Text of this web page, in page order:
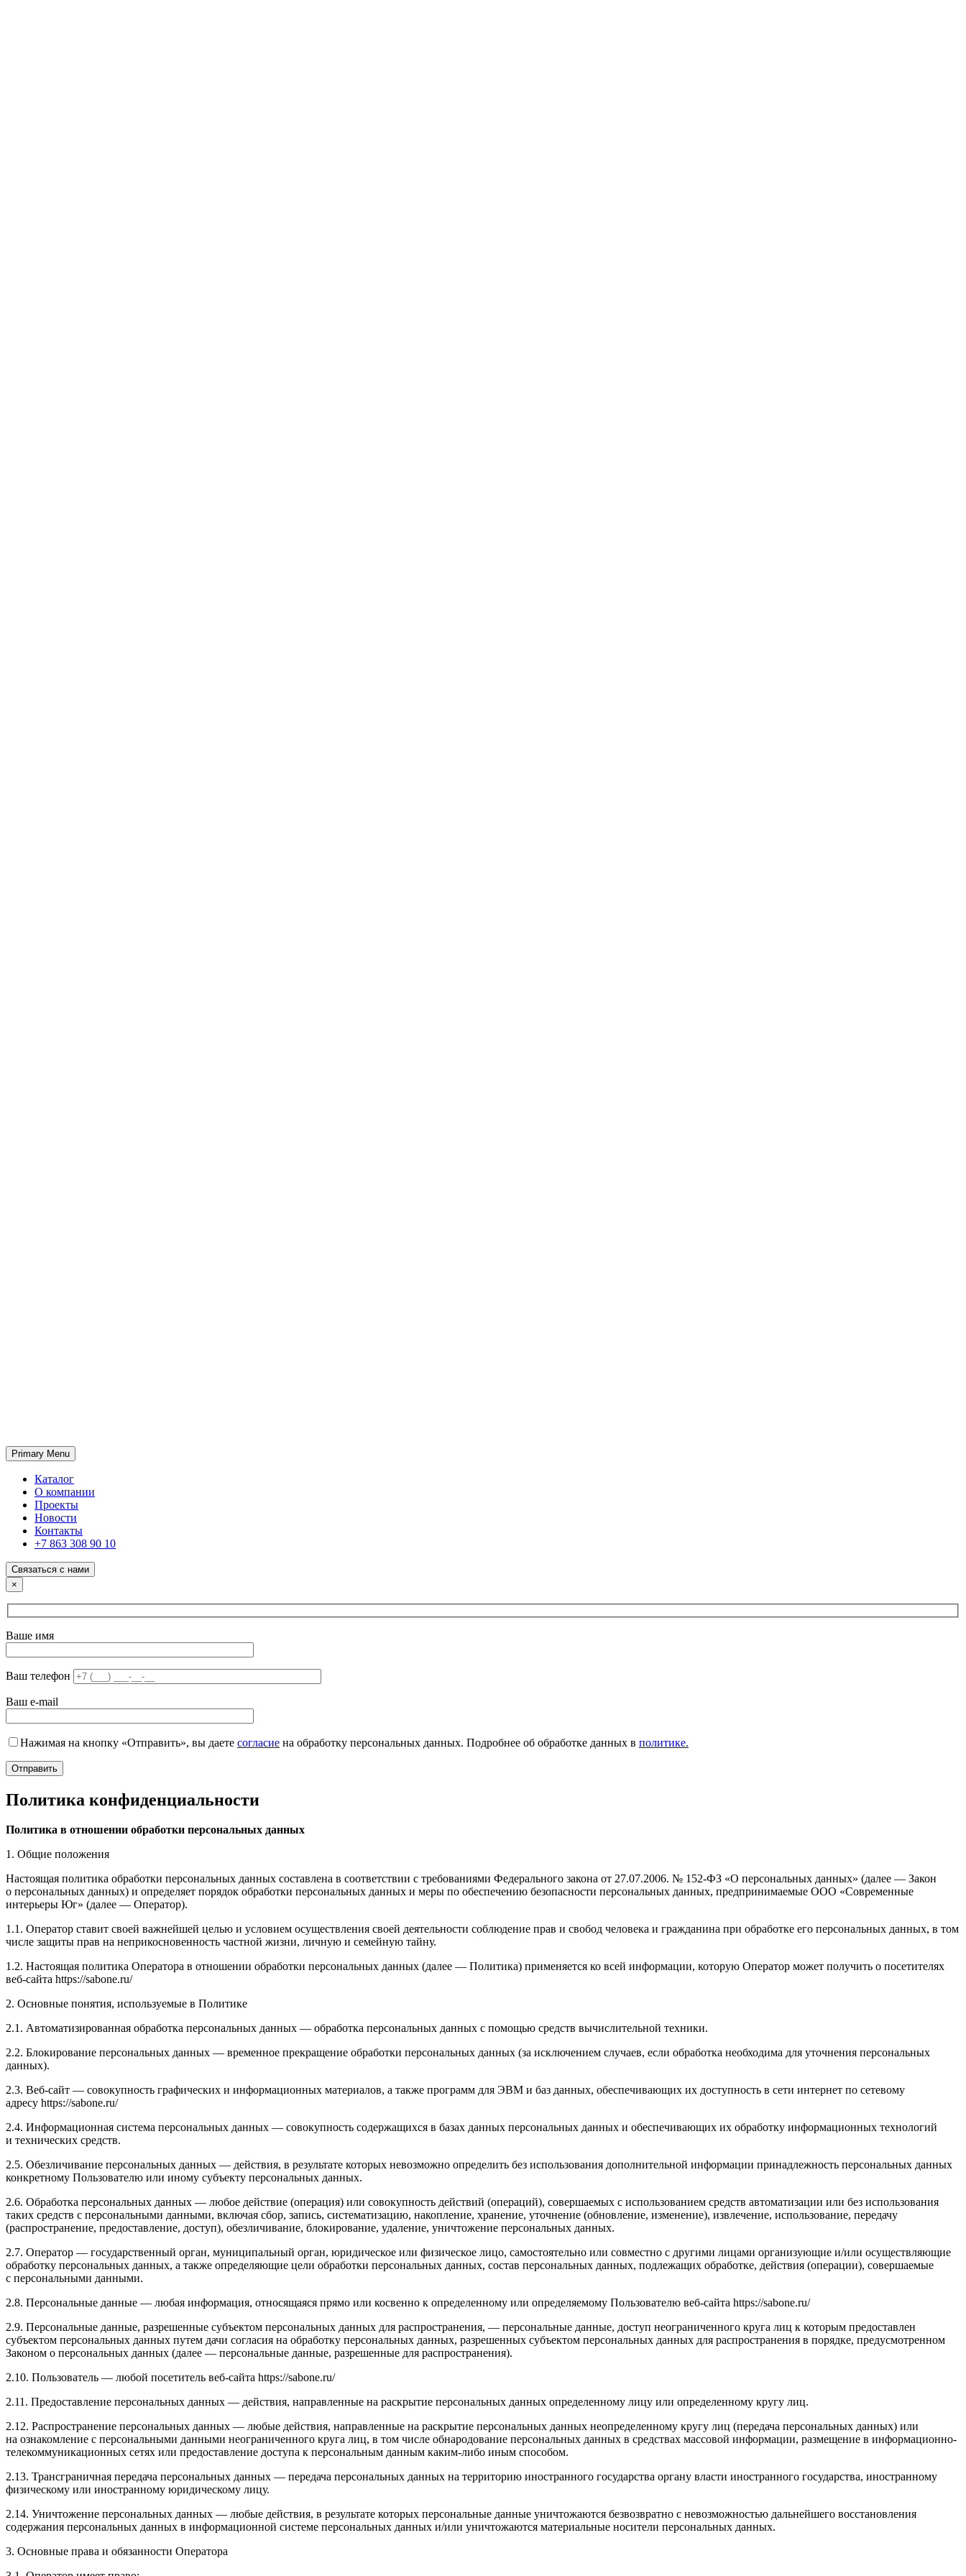
ГК «SABONE»
Оптовые поставки отделочных материалов и оборудования
Primary Menu
Каталог
О компании
Проекты
Новости
Контакты
+7 863 308 90 10
Связаться с нами
×
Ваше имя
Ваш телефон
Ваш e-mail
Нажимая на кнопку «Отправить», вы даете согласие на обработку персональных данных. Подробнее об обработке данных в политике.
Политика конфиденциальности
Политика в отношении обработки персональных данных
1. Общие положения
Настоящая политика обработки персональных данных составлена в соответствии с требованиями Федерального закона от 27.07.2006. № 152-ФЗ «О персональных данных» (далее — Закон
о персональных данных) и определяет порядок обработки персональных данных и меры по обеспечению безопасности персональных данных, предпринимаемые ООО «Современные
интерьеры Юг» (далее — Оператор).
1.1. Оператор ставит своей важнейшей целью и условием осуществления своей деятельности соблюдение прав и свобод человека и гражданина при обработке его персональных данных, в том
числе защиты прав на неприкосновенность частной жизни, личную и семейную тайну.
1.2. Настоящая политика Оператора в отношении обработки персональных данных (далее — Политика) применяется ко всей информации, которую Оператор может получить о посетителях
веб-сайта https://sabone.ru/
2. Основные понятия, используемые в Политике
2.1. Автоматизированная обработка персональных данных — обработка персональных данных с помощью средств вычислительной техники.
2.2. Блокирование персональных данных — временное прекращение обработки персональных данных (за исключением случаев, если обработка необходима для уточнения персональных
данных).
2.3. Веб-сайт — совокупность графических и информационных материалов, а также программ для ЭВМ и баз данных, обеспечивающих их доступность в сети интернет по сетевому
адресу https://sabone.ru/
2.4. Информационная система персональных данных — совокупность содержащихся в базах данных персональных данных и обеспечивающих их обработку информационных технологий
и технических средств.
2.5. Обезличивание персональных данных — действия, в результате которых невозможно определить без использования дополнительной информации принадлежность персональных данных
конкретному Пользователю или иному субъекту персональных данных.
2.6. Обработка персональных данных — любое действие (операция) или совокупность действий (операций), совершаемых с использованием средств автоматизации или без использования
таких средств с персональными данными, включая сбор, запись, систематизацию, накопление, хранение, уточнение (обновление, изменение), извлечение, использование, передачу
(распространение, предоставление, доступ), обезличивание, блокирование, удаление, уничтожение персональных данных.
2.7. Оператор — государственный орган, муниципальный орган, юридическое или физическое лицо, самостоятельно или совместно с другими лицами организующие и/или осуществляющие
обработку персональных данных, а также определяющие цели обработки персональных данных, состав персональных данных, подлежащих обработке, действия (операции), совершаемые
с персональными данными.
2.8. Персональные данные — любая информация, относящаяся прямо или косвенно к определенному или определяемому Пользователю веб-сайта https://sabone.ru/
2.9. Персональные данные, разрешенные субъектом персональных данных для распространения, — персональные данные, доступ неограниченного круга лиц к которым предоставлен
субъектом персональных данных путем дачи согласия на обработку персональных данных, разрешенных субъектом персональных данных для распространения в порядке, предусмотренном
Законом о персональных данных (далее — персональные данные, разрешенные для распространения).
2.10. Пользователь — любой посетитель веб-сайта https://sabone.ru/
2.11. Предоставление персональных данных — действия, направленные на раскрытие персональных данных определенному лицу или определенному кругу лиц.
2.12. Распространение персональных данных — любые действия, направленные на раскрытие персональных данных неопределенному кругу лиц (передача персональных данных) или
на ознакомление с персональными данными неограниченного круга лиц, в том числе обнародование персональных данных в средствах массовой информации, размещение в информационно-
телекоммуникационных сетях или предоставление доступа к персональным данным каким-либо иным способом.
2.13. Трансграничная передача персональных данных — передача персональных данных на территорию иностранного государства органу власти иностранного государства, иностранному
физическому или иностранному юридическому лицу.
2.14. Уничтожение персональных данных — любые действия, в результате которых персональные данные уничтожаются безвозвратно с невозможностью дальнейшего восстановления
содержания персональных данных в информационной системе персональных данных и/или уничтожаются материальные носители персональных данных.
3. Основные права и обязанности Оператора